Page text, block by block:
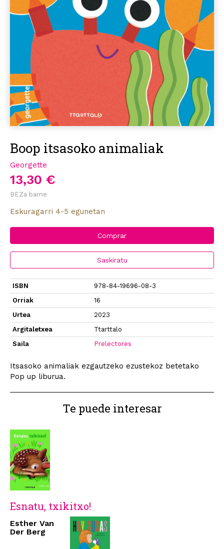
Boop itsasoko animaliak
Georgette
13,30 €
BEZa barne
Eskuragarri 4-5 egunetan
Comprar
Saskiratu
ISBN
978-84-19696-08-3
Orriak
16
Urtea
2023
Argitaletxea
Ttarttalo
Saila
Prelectores
Itsasoko animaliak ezgautzeko ezustekoz betetako
Pop up liburua.
Te puede interesar
Esnatu, txikitxo!
Esther Van
Der Berg